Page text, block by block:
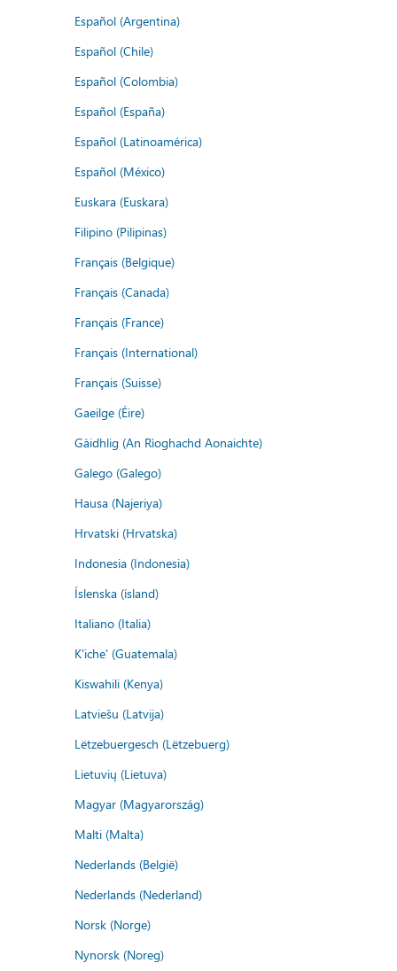
Español (Argentina)
Español (Chile)
Español (Colombia)
Español (España)
Español (Latinoamérica)
Español (México)
Euskara (Euskara)
Filipino (Pilipinas)
Français (Belgique)
Français (Canada)
Français (France)
Français (International)
Français (Suisse)
Gaeilge (Éire)
Gàidhlig (An Rìoghachd Aonaichte)
Galego (Galego)
Hausa (Najeriya)
Hrvatski (Hrvatska)
Indonesia (Indonesia)
Íslenska (ísland)
Italiano (Italia)
K'iche' (Guatemala)
Kiswahili (Kenya)
Latviešu (Latvija)
Lëtzebuergesch (Lëtzebuerg)
Lietuvių (Lietuva)
Magyar (Magyarország)
Malti (Malta)
Nederlands (België)
Nederlands (Nederland)
Norsk (Norge)
Nynorsk (Noreg)